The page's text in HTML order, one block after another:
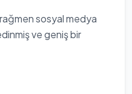
sosyal medya
ve geniş bir